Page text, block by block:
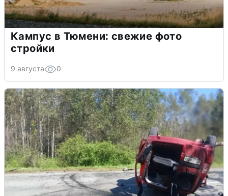
Кампус в Тюмени: свежие фото
стройки
9 августа 0